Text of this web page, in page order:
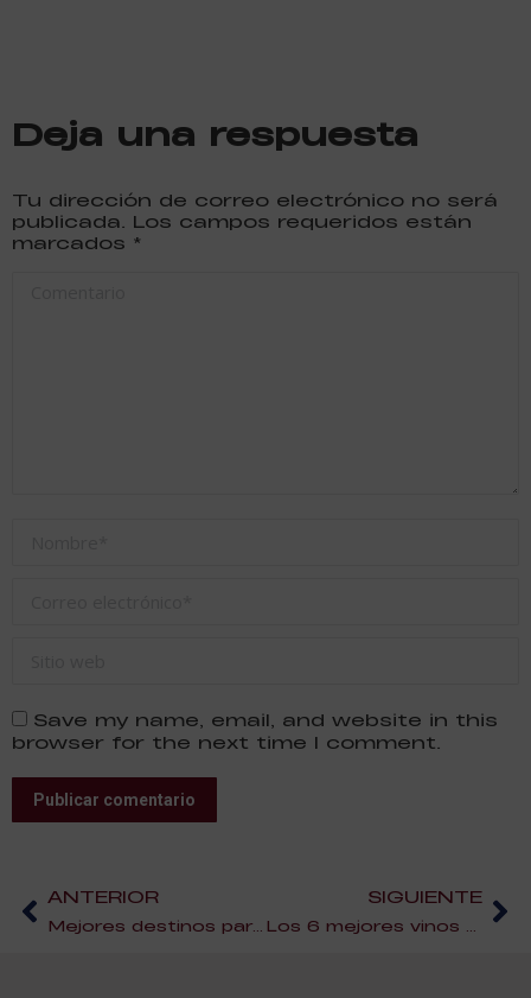
Deja una respuesta
Tu dirección de correo electrónico no será
publicada. Los campos requeridos están
marcados *
Save my name, email, and website in this
browser for the next time I comment.
Publicar comentario
ANTERIOR
Mejores destinos para viajar en primavera
SIGUIENTE
Los 6 mejores vinos de Europa